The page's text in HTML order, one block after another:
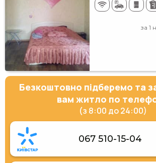
за 1
Безкоштовно підберемо та
вам житло по
(з 8:00 до 24:00)
067 510-15-04